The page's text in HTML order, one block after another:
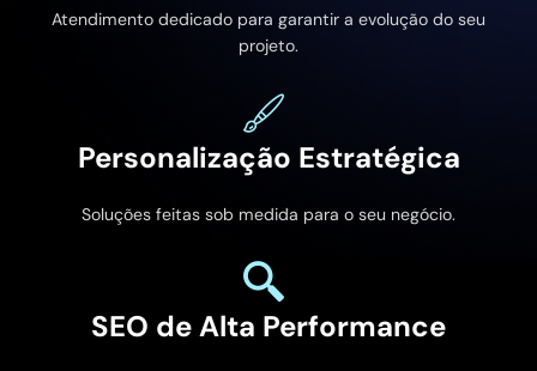
Atendimento dedicado para garantir a evolução do seu
projeto.
Personalização Estratégica
Soluções feitas sob medida para o seu negócio.
SEO de Alta Performance